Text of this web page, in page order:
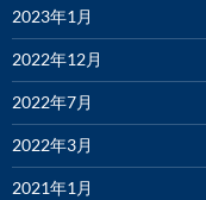
2023年1月
2022年12月
2022年7月
2022年3月
2021年1月